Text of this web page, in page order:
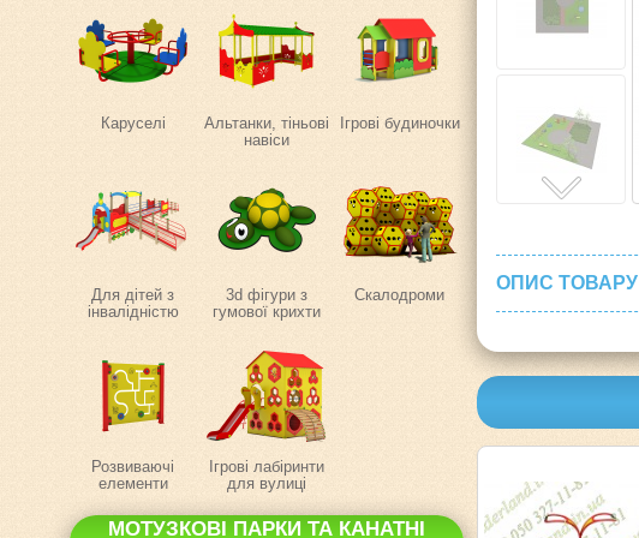
Каруселі
Альтанки, тіньові
навіси
Ігрові будиночки
Для дітей з
інвалідністю
3d фігури з
гумової крихти
Скалодроми
Розвиваючі
елементи
Ігрові лабіринти
для вулиці
МОТУЗКОВІ ПАРКИ ТА КАНАТНІ
ОПИС ТОВАРУ